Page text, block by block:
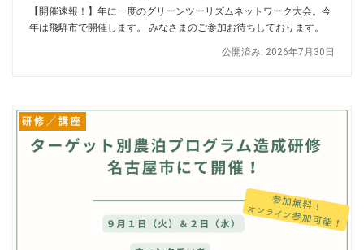
【開催速報！】年に一度のグリーンツーリズムネットワーク大会。今
年は飛騨市で開催します。 みなさまのご参加お待ちしております。
公開済み: 2026年7月30日
研修／講座